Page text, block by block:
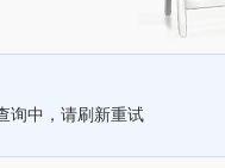
询中，请刷新重试